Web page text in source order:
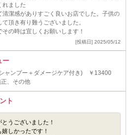
れました
潔感がありすごく良いお店でした。子供の
頂き有り難うございました。
の時は宜しくお願いします！
[投稿日] 2025/05/12
ー
ャンプー＋ダメージケア付き) ￥13400
、その他
ト
うございました！
しかったです！